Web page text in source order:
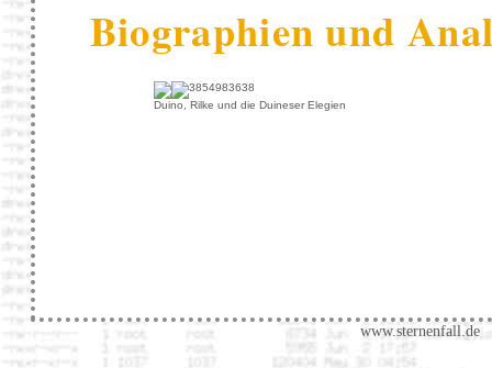
Biographien und
Duino, Rilke und die Duineser Elegien
www.sternenfall.de